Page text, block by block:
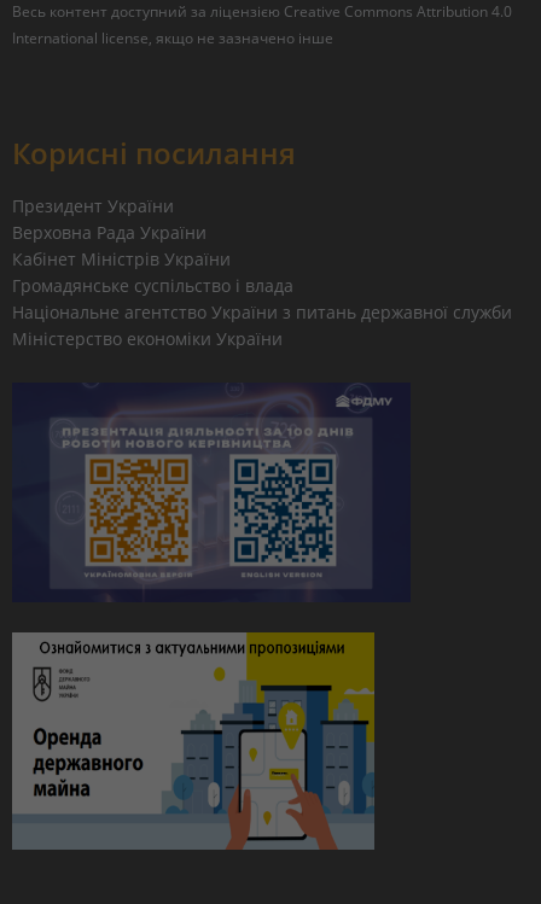
Весь контент доступний за ліцензією Creative Commons Attribution 4.0
International license, якщо не зазначено інше
Корисні посилання
Президент України
Верховна Рада України
Кабінет Міністрів України
Громадянське суспільство і влада
Національне агентство України з питань державної служби
Міністерство економіки України